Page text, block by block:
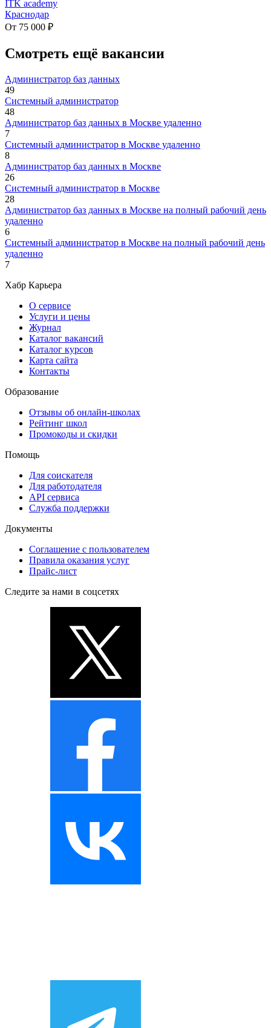
ITK academy
Краснодар
От 75 000 ₽
Смотреть ещё вакансии
Администратор баз данных
49
Системный администратор
48
Администратор баз данных в Москве удаленно
7
Системный администратор в Москве удаленно
8
Администратор баз данных в Москве
26
Системный администратор в Москве
28
Администратор баз данных в Москве на полный рабочий день
удаленно
6
Системный администратор в Москве на полный рабочий день
удаленно
7
Хабр Карьера
О сервисе
Услуги и цены
Журнал
Каталог вакансий
Каталог курсов
Карта сайта
Контакты
Образование
Отзывы об онлайн-школах
Рейтинг школ
Промокоды и скидки
Помощь
Для соискателя
Для работодателя
API сервиса
Служба поддержки
Документы
Соглашение с пользователем
Правила оказания услуг
Прайс-лист
Следите за нами в соцсетях